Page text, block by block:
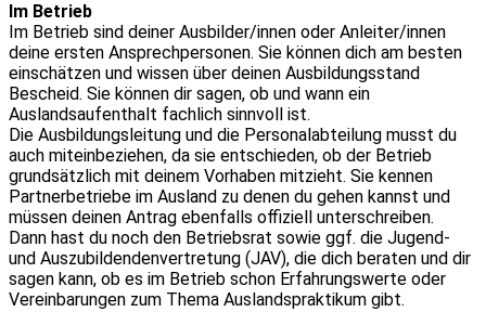
Im Betrieb
Im Betrieb sind deiner Ausbilder/innen oder Anleiter/innen
deine ersten Ansprechpersonen. Sie können dich am besten
einschätzen und wissen über deinen Ausbildungsstand
Bescheid. Sie können dir sagen, ob und wann ein
Auslandsaufenthalt fachlich sinnvoll ist.
Die Ausbildungsleitung und die Personalabteilung musst du
auch miteinbeziehen, da sie entschieden, ob der Betrieb
grundsätzlich mit deinem Vorhaben mitzieht. Sie kennen
Partnerbetriebe im Ausland zu denen du gehen kannst und
müssen deinen Antrag ebenfalls offiziell unterschreiben.
Dann hast du noch den Betriebsrat sowie ggf. die Jugend-
und Auszubildendenvertretung (JAV), die dich beraten und dir
sagen kann, ob es im Betrieb schon Erfahrungswerte oder
Vereinbarungen zum Thema Auslandspraktikum gibt.